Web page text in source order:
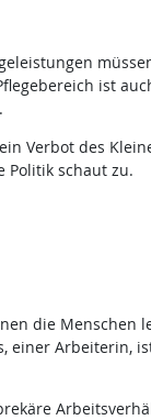
ist
Verbot des
Politik schaut zu.
die Menschen
einer Arbeiterin,